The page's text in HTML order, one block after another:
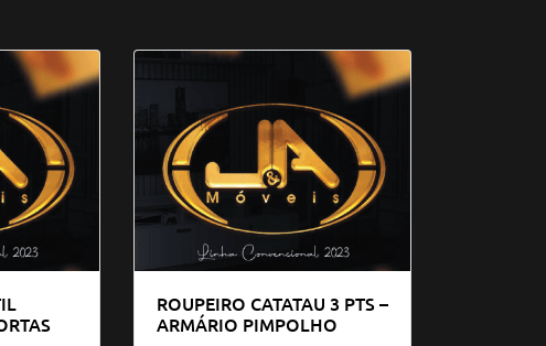
ROUPEIRO CATATAU 3 PTS –
ARMÁRIO PIMPOLHO